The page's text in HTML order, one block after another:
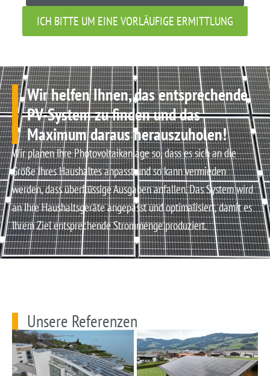
ICH BITTE UM EINE VORLÄUFIGE ERMITTLUNG
Wir helfen Ihnen, das entsprechende
PV-System zu finden und das
Maximum daraus herauszuholen!
Wir planen Ihre Photovoltaikanlage so, dass es sich an die
Größe Ihres Haushaltes anpasst und so kann vermieden
werden, dass überflüssige Ausgaben anfallen. Das System wird
an Ihre Haushaltsgeräte angepasst und optimalisiert, damit es
Ihrem Ziel entsprechende Strommenge produziert.
Unsere Referenzen